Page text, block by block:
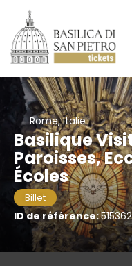
Rome, Italie
Basilique
Paroisses,
Écoles
Billet
ID de référence: